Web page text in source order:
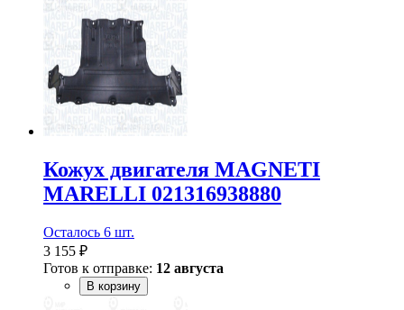
Кожух двигателя MAGNETI
MARELLI 021316938880
Осталось 6 шт.
3 155 ₽
Готов к отправке: 12 августа
В корзину